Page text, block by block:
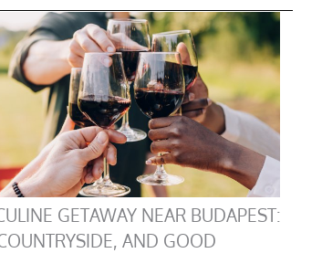
GETAWAY NEAR BUDAPEST:
AND GOOD